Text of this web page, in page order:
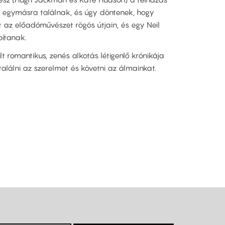
találnak, és úgy döntenek, hogy
előadóművészet rögös útjain, és egy Neil
romantikus, zenés alkotás létigenlő krónikája
az szerelmet és követni az álmainkat.